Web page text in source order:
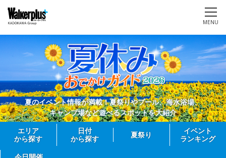
MENU
夏のイベント情報が満載！夏祭りやプール、海水浴場、
キャンプ場など遊べるスポットを大紹介
エリア
から探す
日付
から探す
夏祭り
イベント
ランキング